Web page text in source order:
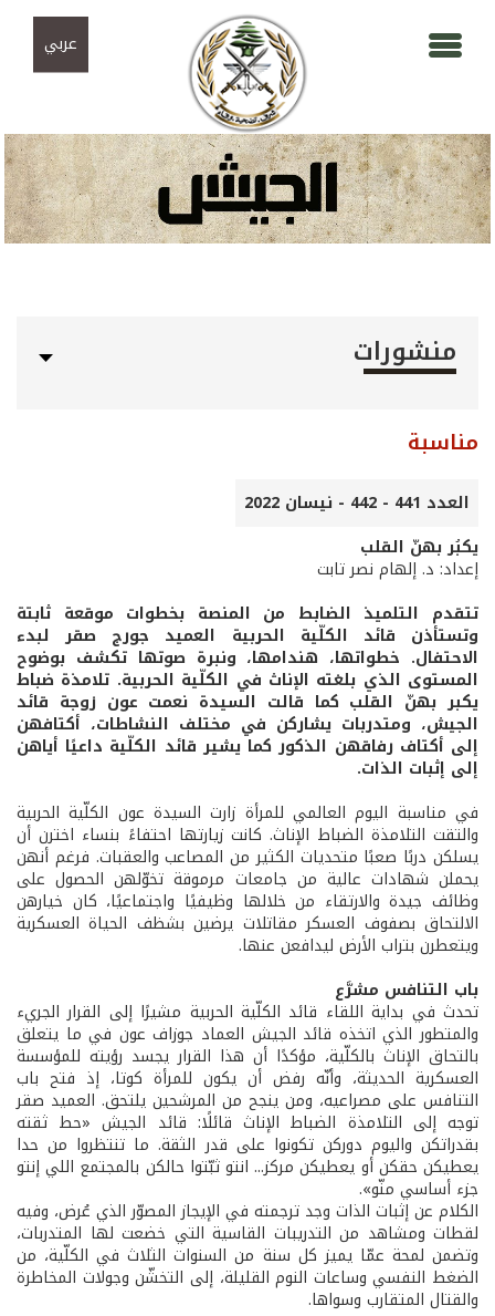
عربي
منشورات
مناسبة
العدد 441 - 442 - نيسان 2022
يكبُر بهنّ القلب
إعداد: د. إلهام نصر تابت
تتقدم التلميذ الضابط من المنصة بخطوات موقعة ثابتة
وتستأذن قائد الكلّية الحربية العميد جورج صقر لبدء
الاحتفال. خطواتها، هندامها، ونبرة صوتها تكشف بوضوح
المستوى الذي بلغته الإناث في الكلّية الحربية. تلامذة ضباط
يكبر بهنّ القلب كما قالت السيدة نعمت عون زوجة قائد
الجيش، ومتدربات يشاركن في مختلف النشاطات، أكتافهن
إلى أكتاف رفاقهن الذكور كما يشير قائد الكلّية داعيًا أياهن
إلى إثبات الذات.
في مناسبة اليوم العالمي للمرأة زارت السيدة عون الكلّية الحربية
والتقت التلامذة الضباط الإناث. كانت زيارتها احتفاءً بنساء اخترن أن
يسلكن دربًا صعبًا متحديات الكثير من المصاعب والعقبات. فرغم أنهن
يحملن شهادات عالية من جامعات مرموقة تخوّلهن الحصول على
وظائف جيدة والارتقاء من خلالها وظيفيًا واجتماعيًا، كان خيارهن
الالتحاق بصفوف العسكر مقاتلات يرضين بشظف الحياة العسكرية
ويتعطرن بتراب الأرض ليدافعن عنها.
باب التنافس مشرَّع
تحدث في بداية اللقاء قائد الكلّية الحربية مشيرًا إلى القرار الجريء
والمتطور الذي اتخذه قائد الجيش العماد جوزاف عون في ما يتعلق
بالتحاق الإناث بالكلّية، مؤكدًا أن هذا القرار يجسد رؤيته للمؤسسة
العسكرية الحديثة، وأنّه رفض أن يكون للمرأة كوتا، إذ فتح باب
التنافس على مصراعيه، ومن ينجح من المرشحين يلتحق. العميد صقر
توجه إلى التلامذة الضباط الإناث قائلًا: قائد الجيش «حط ثقته
بقدراتكن واليوم دوركن تكونوا على قدر الثقة. ما تنتظروا من حدا
يعطيكن حقكن أو يعطيكن مركز... انتو ثبّتوا حالكن بالمجتمع اللي إنتو
جزء أساسي منّو».
الكلام عن إثبات الذات وجد ترجمته في الإيجاز المصوّر الذي عُرض، وفيه
لقطات ومشاهد من التدريبات القاسية التي خضعت لها المتدربات،
وتضمن لمحة عمّا يميز كل سنة من السنوات الثلاث في الكلّية، من
الضغط النفسي وساعات النوم القليلة، إلى التخشّن وجولات المخاطرة
والقتال المتقارب وسواها.